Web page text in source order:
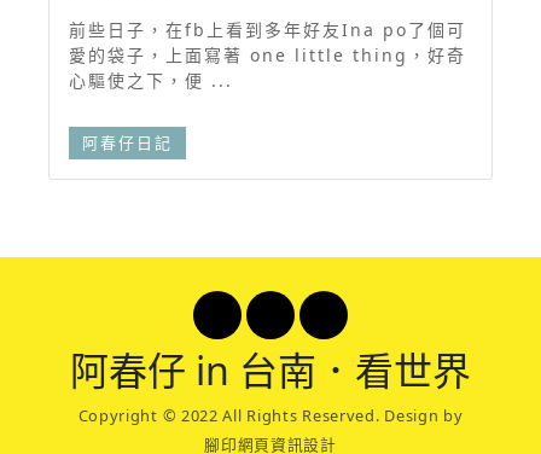
前些日子，在fb上看到多年好友Ina po了個可
愛的袋子，上面寫著 one little thing，好奇
心驅使之下，便 ...
阿春仔日記
阿春仔 in 台南．看世界
Copyright © 2022 All Rights Reserved. Design by
腳印網頁資訊設計